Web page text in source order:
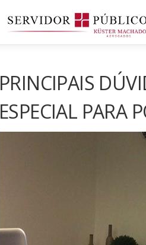
PRINCIPAIS
ESPECIAL PARA